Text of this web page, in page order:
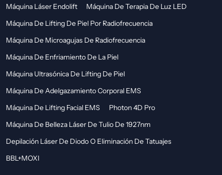
Máquina Láser Endolift
Máquina De Terapia De Luz LED
Máquina De Lifting De Piel Por Radiofrecuencia
Máquina De Microagujas De Radiofrecuencia
Máquina De Enfriamiento De La Piel
Máquina Ultrasónica De Lifting De Piel
Máquina De Adelgazamiento Corporal EMS
Máquina De Lifting Facial EMS
Photon 4D Pro
Máquina De Belleza Láser De Tulio De 1927nm
Depilación Láser De Diodo O Eliminación De Tatuajes
BBL+MOXI